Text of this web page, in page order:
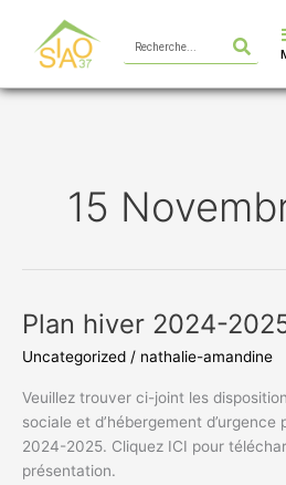
contenu
15
Plan hiver 2024-
Uncategorized / nathalie-amandine
Veuillez trouver ci-joint les
sociale et d’hébergement
2024-2025. Cliquez ICI pour
présentation.
Plan
2024-
2025